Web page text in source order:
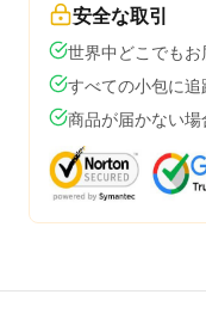
安全な取引
世界中どこでもお
すべての小包に
商品が届かない場